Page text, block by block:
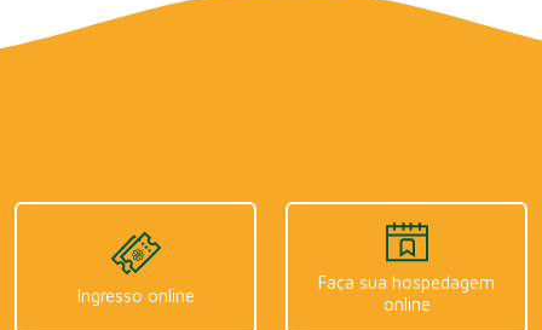
Ingresso online
Faça sua hospedagem
online